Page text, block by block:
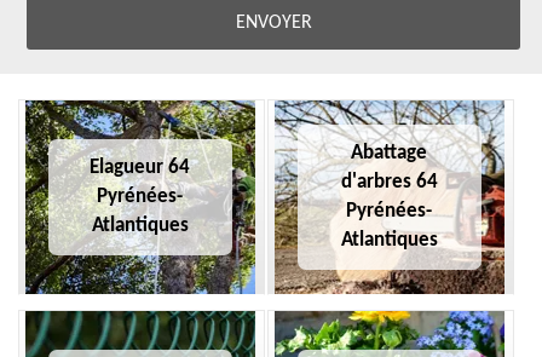
Elagueur 64
Pyrénées-
Atlantiques
Abattage
d'arbres 64
Pyrénées-
Atlantiques